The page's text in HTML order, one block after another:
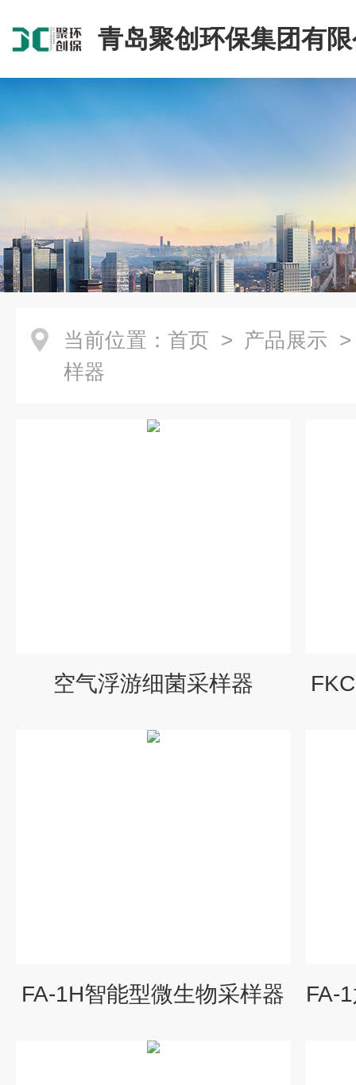
青岛聚创环保集团有
当前位置： 首页 > 产品展示
样器
空气浮游细菌采样器
FA-1H智能型微生物采样器